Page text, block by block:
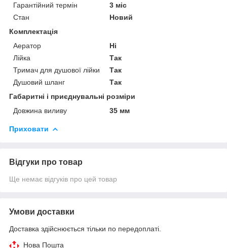
Гарантійний термін
3 міс
Стан
Новий
Комплектація
Аератор
Ні
Лійка
Так
Тримач для душової лійки
Так
Душовий шланг
Так
Габаритні і приєднувальні розміри
Довжина виливу
35 мм
Приховати
Відгуки про товар
Ще немає відгуків про цей товар
Умови доставки
Доставка здійснюється тільки по передоплаті.
Нова Пошта